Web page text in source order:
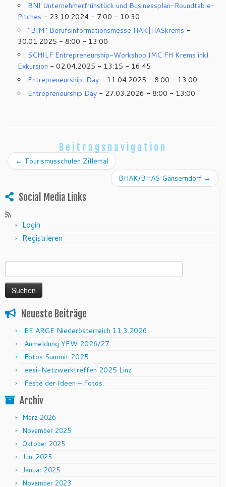
BNI Unternehmerfrühstück und Businessplan-Roundtable-
Pitches - 23.10.2024 - 7:00 - 10:30
"BIM" Berufsinformationsmesse HAK|HASkrems -
30.01.2025 - 8:00 - 13:00
SCHILF Entrepreneurship-Workshop IMC FH Krems inkl.
Exkursion - 02.04.2025 - 13:15 - 16:45
Entrepreneurship-Day - 11.04.2025 - 8:00 - 13:00
Entrepreneurship Day - 27.03.2026 - 8:00 - 13:00
Beitragsnavigation
← Tourismusschulen Zillertal
BHAK/BHAS Gänserndorf →
Social Media Links
Login
Registrieren
Neueste Beiträge
EE ARGE Niederösterreich 11.3.2026
Anmeldung YEW 2026/27
Fotos Summit 2025
eesi-Netzwerktreffen 2025 Linz
Feste der Ideen – Fotos
Archiv
März 2026
November 2025
Oktober 2025
Juni 2025
Januar 2025
November 2023